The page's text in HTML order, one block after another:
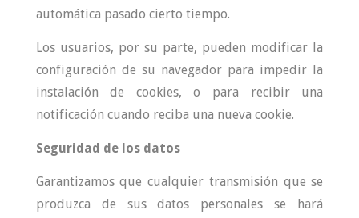
automática pasado cierto tiempo.
Los usuarios, por su parte, pueden modificar la
configuración de su navegador para impedir la
instalación de cookies, o para recibir una
notificación cuando reciba una nueva cookie.
Seguridad de los datos
Garantizamos que cualquier transmisión que se
produzca de sus datos personales se hará